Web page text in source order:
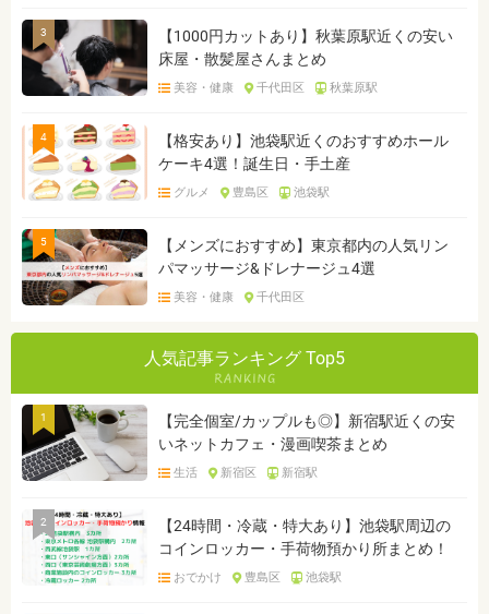
3
【1000円カットあり】秋葉原駅近くの安い
床屋・散髪屋さんまとめ
美容・健康 千代田区 秋葉原駅
4
【格安あり】池袋駅近くのおすすめホール
ケーキ4選！誕生日・手土産
グルメ 豊島区 池袋駅
5
【メンズにおすすめ】東京都内の人気リン
パマッサージ&ドレナージュ4選
美容・健康 千代田区
人気記事ランキング Top5
1
【完全個室/カップルも◎】新宿駅近くの安
いネットカフェ・漫画喫茶まとめ
生活 新宿区 新宿駅
2
【24時間・冷蔵・特大あり】池袋駅周辺の
コインロッカー・手荷物預かり所まとめ！
おでかけ 豊島区 池袋駅